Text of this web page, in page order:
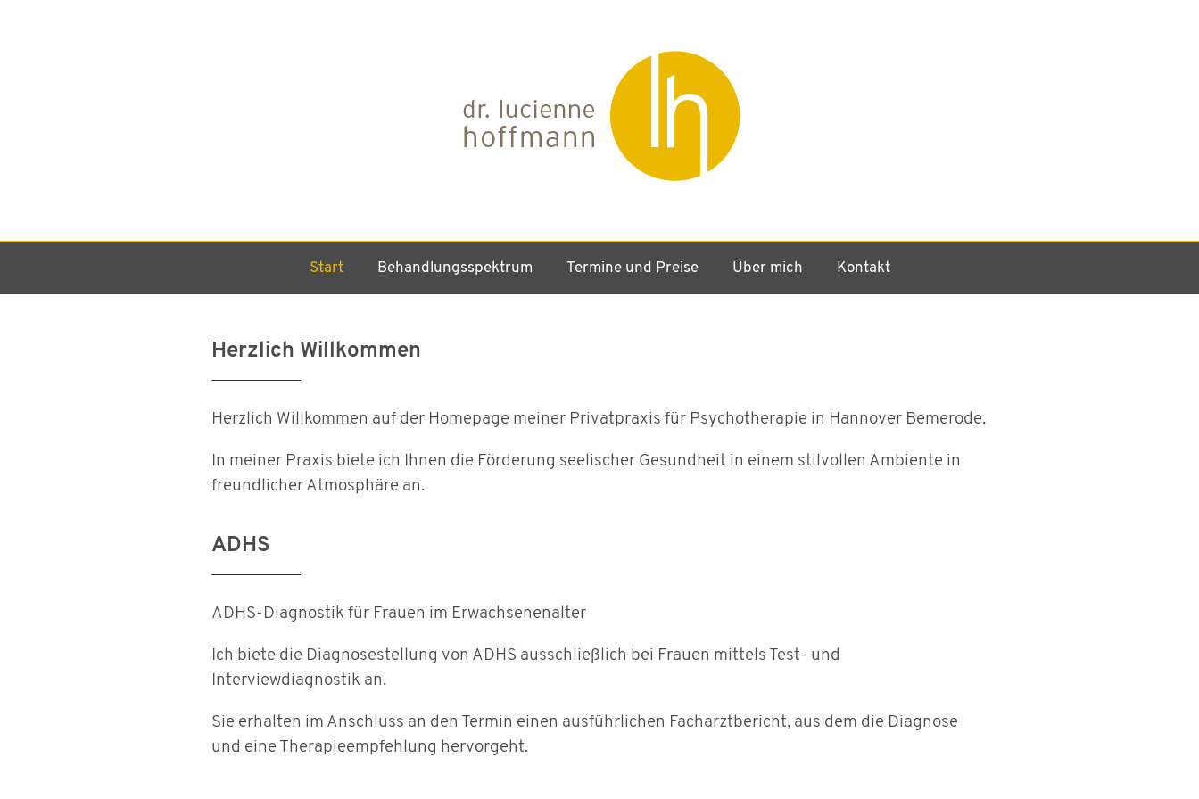
Start Behandlungsspektrum Termine und Preise Über mich Kontakt
Herzlich Willkommen
Herzlich Willkommen auf der Homepage meiner Privatpraxis für Psychotherapie in Hannover Bemerode.
In meiner Praxis biete ich Ihnen die Förderung seelischer Gesundheit in einem stilvollen Ambiente in
freundlicher Atmosphäre an.
ADHS
ADHS-Diagnostik für Frauen im Erwachsenenalter
Ich biete die Diagnosestellung von ADHS ausschließlich bei Frauen mittels Test- und
Interviewdiagnostik an.
Sie erhalten im Anschluss an den Termin einen ausführlichen Facharztbericht, aus dem die Diagnose
und eine Therapieempfehlung hervorgeht.